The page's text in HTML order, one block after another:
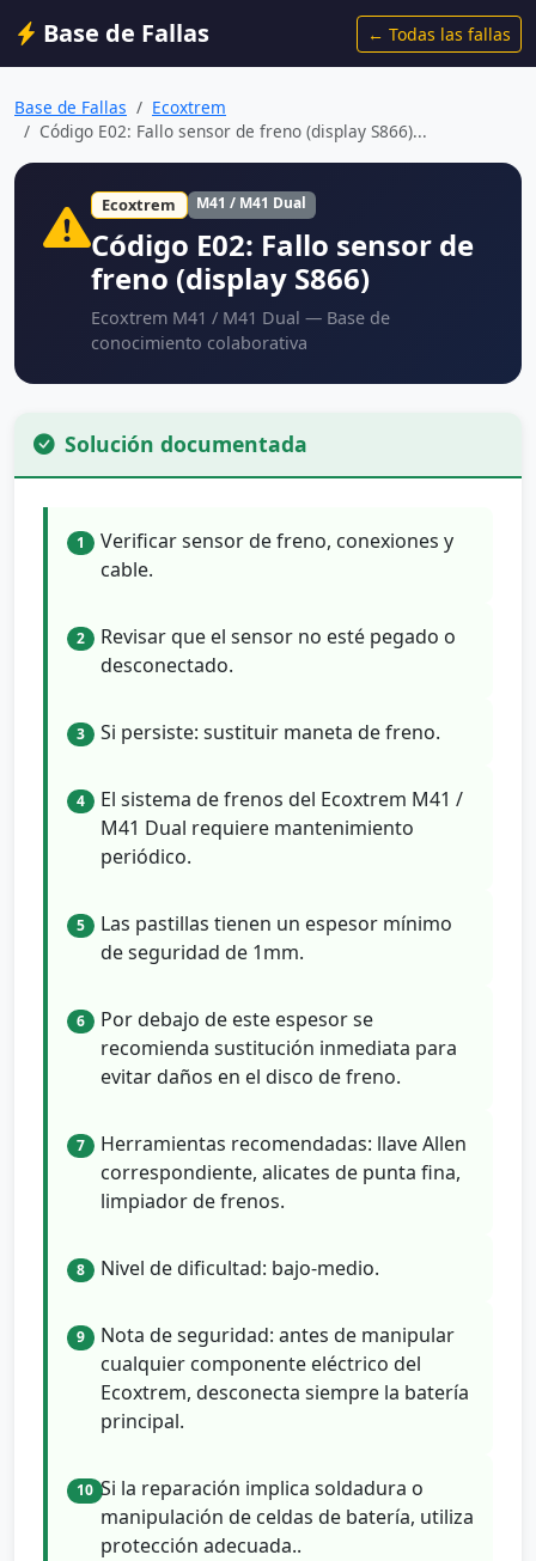
Base de Fallas ← Todas las fallas
Base de Fallas
Ecoxtrem
Código E02: Fallo sensor de freno (display S866)...
Ecoxtrem M41 / M41 Dual
Código E02: Fallo sensor de
freno (display S866)
Ecoxtrem M41 / M41 Dual — Base de
conocimiento colaborativa
Solución documentada
1
Verificar sensor de freno, conexiones y
cable.
2
Revisar que el sensor no esté pegado o
desconectado.
3 Si persiste: sustituir maneta de freno.
4
El sistema de frenos del Ecoxtrem M41 /
M41 Dual requiere mantenimiento
periódico.
5
Las pastillas tienen un espesor mínimo
de seguridad de 1mm.
6
Por debajo de este espesor se
recomienda sustitución inmediata para
evitar daños en el disco de freno.
7
Herramientas recomendadas: llave Allen
correspondiente, alicates de punta fina,
limpiador de frenos.
8 Nivel de dificultad: bajo-medio.
9
Nota de seguridad: antes de manipular
cualquier componente eléctrico del
Ecoxtrem, desconecta siempre la batería
principal.
10 Si la reparación implica soldadura o
manipulación de celdas de batería, utiliza
protección adecuada..